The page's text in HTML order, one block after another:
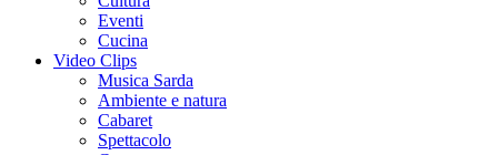
Eventi
Cucina
Video Clips
Musica Sarda
Ambiente e natura
Cabaret
Spettacolo